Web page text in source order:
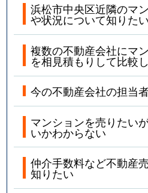
浜松市中央区近隣のマ
や状況について知りたい
複数の不動産会社にマ
を相見積もりして比較
今の不動産会社の担当
マンションを売りたい
いかわからない
仲介手数料など不動産
知りたい